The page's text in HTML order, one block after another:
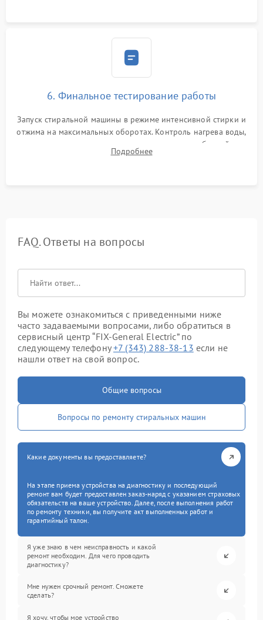
6. Финальное тестирование работы
Запуск стиральной машины в режиме интенсивной стирки и
отжима на максимальных оборотах. Контроль нагрева воды,
корректности слива, отсутствия излишних вибраций,
посторонних стуков и протечек под корпусом.
Подробнее
FAQ. Ответы на вопросы
Вы можете ознакомиться с приведенными ниже
часто задаваемыми вопросами, либо обратиться в
сервисный центр “FIX-General Electric” по
следующему телефону+7 (343) 288-38-13 если не
нашли ответ на свой вопрос.
Общие вопросы
Вопросы по ремонту стиральных машин
Какие документы вы предоставляете?
На этапе приема устройства на диагностику и последующий
ремонт вам будет предоставлен заказ-наряд с указанием страховых
обязательств на ваше устройство. Далее, после выполнения работ
по ремонту техники, вы получите акт выполненных работ и
гарантийный талон.
Я уже знаю в чем неисправность и какой
ремонт необходим. Для чего проводить
диагностику?
Мне нужен срочный ремонт. Сможете
сделать?
Я хочу, чтобы мое устройство